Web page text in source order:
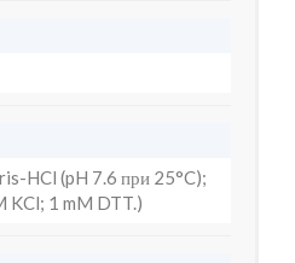
HCl (pH 7.6 при 25°C);
KCl; 1 mM DTT.)